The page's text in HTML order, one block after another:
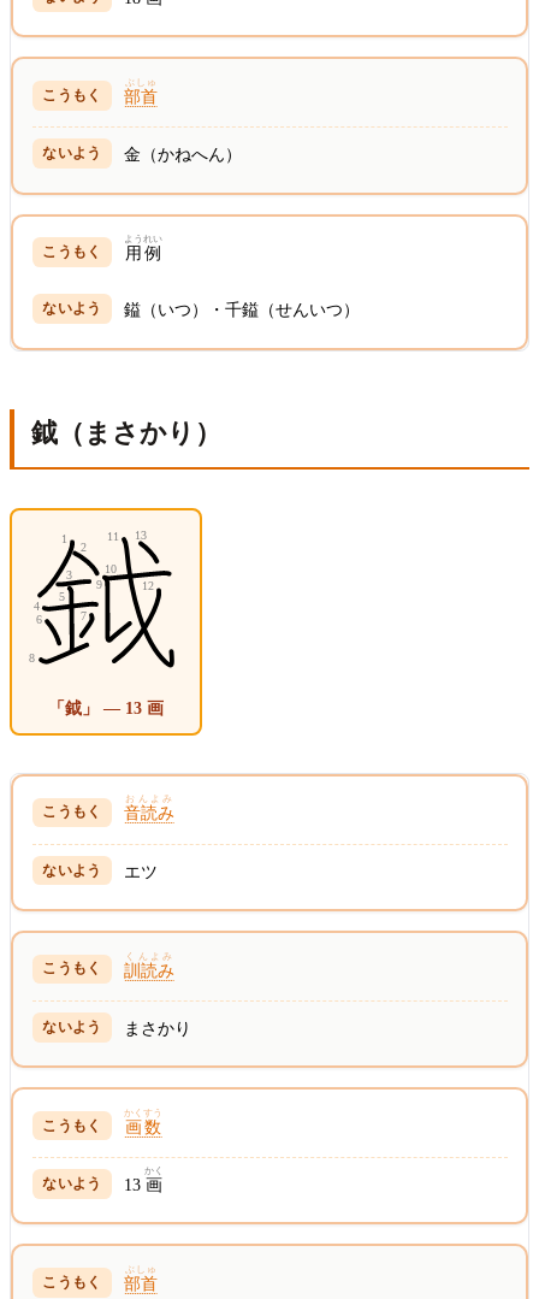
部首
ぶしゅ
金（かねへん）
用例
ようれい
鎰（いつ）・千鎰（せんいつ）
鉞（まさかり）
「鉞」 — 13 画
音読み
おんよみ
エツ
訓読み
くんよみ
まさかり
画数
かくすう
13 画
かく
部首
ぶしゅ